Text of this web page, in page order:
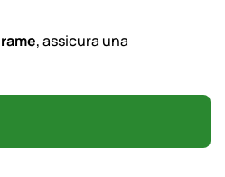
, assicura una